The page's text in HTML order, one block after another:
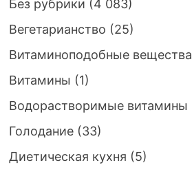
Без рубрики (4 083)
Вегетарианство (25)
Витаминоподобные вещества
Витамины (1)
Водорастворимые витамины
Голодание(33)
Диетическая кухня (5)